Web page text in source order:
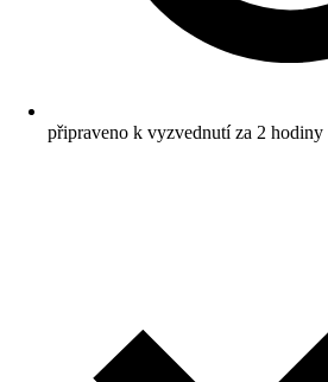
připraveno k vyzvednutí za 2 hodiny